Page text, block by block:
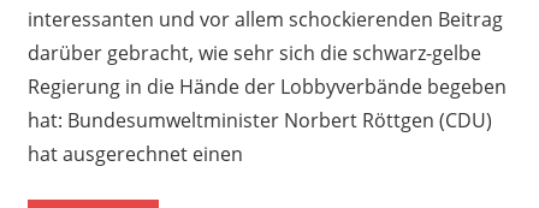
interessanten und vor allem schockierenden Beitrag
darüber gebracht, wie sehr sich die schwarz-gelbe
Regierung in die Hände der Lobbyverbände begeben
hat: Bundesumweltminister Norbert Röttgen (CDU)
hat ausgerechnet einen